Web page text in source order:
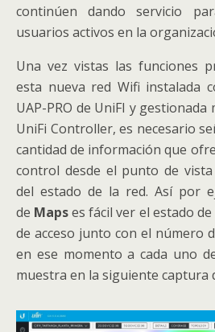
continúen dando servicio
usuarios activos en la
Una vez vistas las funciones
esta nueva red Wifi instalada
UAP-PRO de UniFI y
UniFi Controller, es necesario
cantidad de información que
control desde el punto de
del estado de la red. Así por
de Mapses fácil ver el estado
de acceso junto con el número
en ese momento a cada uno
muestra en la siguiente captura